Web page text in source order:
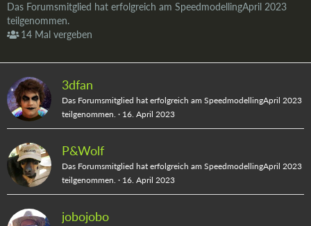
Das Forumsmitglied hat erfolgreich am SpeedmodellingApril 2023
teilgenommen.
14 Mal vergeben
3dfan
Das Forumsmitglied hat erfolgreich am SpeedmodellingApril 2023
teilgenommen.
16. April 2023
P&Wolf
Das Forumsmitglied hat erfolgreich am SpeedmodellingApril 2023
teilgenommen.
16. April 2023
jobojobo